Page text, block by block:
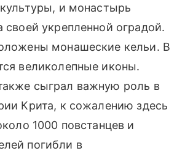
и монастырь
своей укрепленной оградой.
монашеские кельи. В
великолепные иконы.
сыграл важную роль в
Крита, к сожалению здесь
1000 повстанцев и
погибли в